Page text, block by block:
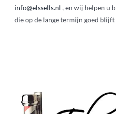
info@elssells.nl , en wij helpen u
die op de lange termijn goed